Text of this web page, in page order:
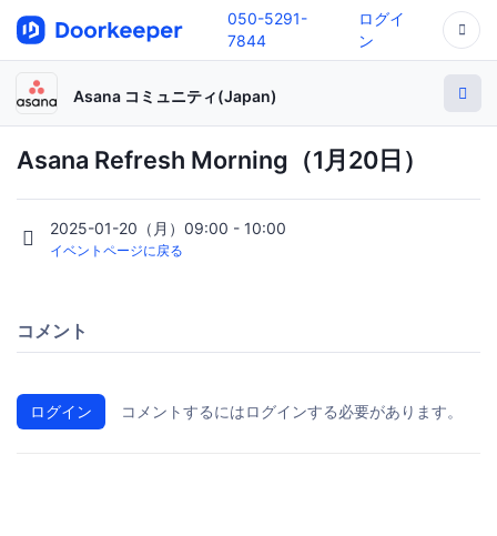
050-5291-
7844
ログイ
ン
Asana コミュニティ(Japan)
Asana Refresh Morning（1月20日）
2025-01-20（月）09:00 - 10:00
イベントページに戻る
コメント
ログイン コメントするにはログインする必要があります。